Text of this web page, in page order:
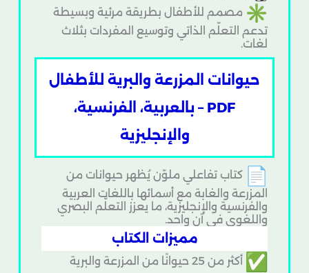
مصمم للأطفال بطريقة مرئية وبسيطة
تدعم التعلّم الذاتي وتوسيع المفردات بثلاث
لغات.
حيوانات المزرعة والبرية للأطفال
PDF – بالعربية، الفرنسية،
والإنجليزية
كتاب تفاعلي ملوّن يُظهر حيوانات من
المزرعة والغابة مع أسمائها باللغات العربية
والفرنسية والإنجليزية، ما يعزز التعلّم البصري
واللغوي في آن واحد.
مميزات الكتاب
أكثر من 25 حيوانًا من المزرعة والبرية